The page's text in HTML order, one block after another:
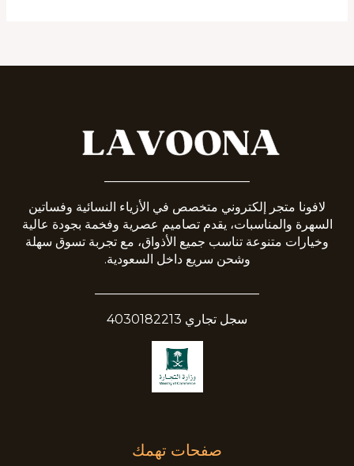
لافونا متجر إلكتروني متخصص في الأزياء النسائية وفساتين
السهرة والمناسبات، يقدم تصاميم عصرية وفخمة بجودة عالية
وخيارات متنوعة تناسب جميع الأذواق، مع تجربة تسوق سهلة
وشحن سريع داخل السعودية.
سجل تجاري 4030182213
صفحات تهمك